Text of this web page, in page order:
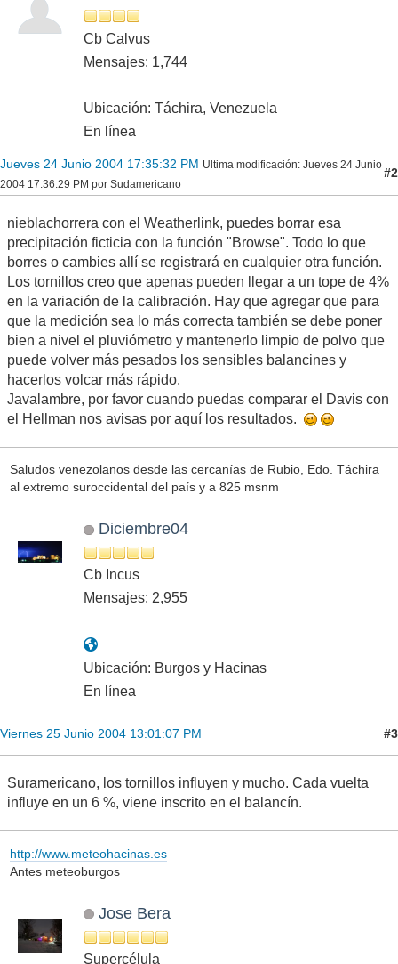
Cb Calvus
Mensajes: 1,744
Ubicación: Táchira, Venezuela
En línea
Jueves 24 Junio 2004 17:35:32 PM Ultima modificación: Jueves 24 Junio
2004 17:36:29 PM por Sudamericano
#2
nieblachorrera con el Weatherlink, puedes borrar esa
precipitación ficticia con la función "Browse". Todo lo que
borres o cambies allí se registrará en cualquier otra función.
Los tornillos creo que apenas pueden llegar a un tope de 4%
en la variación de la calibración. Hay que agregar que para
que la medición sea lo más correcta también se debe poner
bien a nivel el pluviómetro y mantenerlo limpio de polvo que
puede volver más pesados los sensibles balancines y
hacerlos volcar más rápido.
Javalambre, por favor cuando puedas comparar el Davis con
el Hellman nos avisas por aquí los resultados.
Saludos venezolanos desde las cercanías de Rubio, Edo. Táchira
al extremo suroccidental del país y a 825 msnm
Diciembre04
Cb Incus
Mensajes: 2,955
Ubicación: Burgos y Hacinas
En línea
Viernes 25 Junio 2004 13:01:07 PM #3
Suramericano, los tornillos influyen y mucho. Cada vuelta
influye en un 6 %, viene inscrito en el balancín.
http://www.meteohacinas.es
Antes meteoburgos
Jose Bera
Supercélula